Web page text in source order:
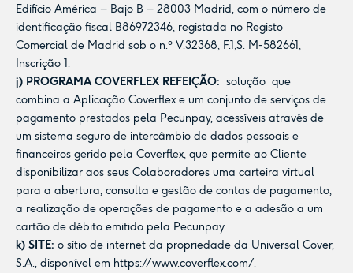
Edifício América – Bajo B – 28003 Madrid, com o número de
identificação fiscal B86972346, registada no Registo
Comercial de Madrid sob o n.º V.32368, F.1,S. M-582661,
Inscrição 1.
j) PROGRAMA COVERFLEX REFEIÇÃO: solução que
combina a Aplicação Coverflex e um conjunto de serviços de
pagamento prestados pela Pecunpay, acessíveis através de
um sistema seguro de intercâmbio de dados pessoais e
financeiros gerido pela Coverflex, que permite ao Cliente
disponibilizar aos seus Colaboradores uma carteira virtual
para a abertura, consulta e gestão de contas de pagamento,
a realização de operações de pagamento e a adesão a um
cartão de débito emitido pela Pecunpay.
k) SITE: o sítio de internet da propriedade da Universal Cover,
S.A., disponível em https://www.coverflex.com/.